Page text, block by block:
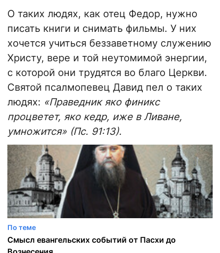
О таких людях, как отец Федор, нужно
писать книги и снимать фильмы. У них
хочется учиться беззаветному служению
Христу, вере и той неутомимой энергии,
с которой они трудятся во благо Церкви.
Святой псалмопевец Давид пел о таких
людях: «Праведник яко финикс
процветет, яко кедр, иже в Ливане,
умножится» (Пс. 91:13).
По теме
Смысл евангельских событий от Пасхи до